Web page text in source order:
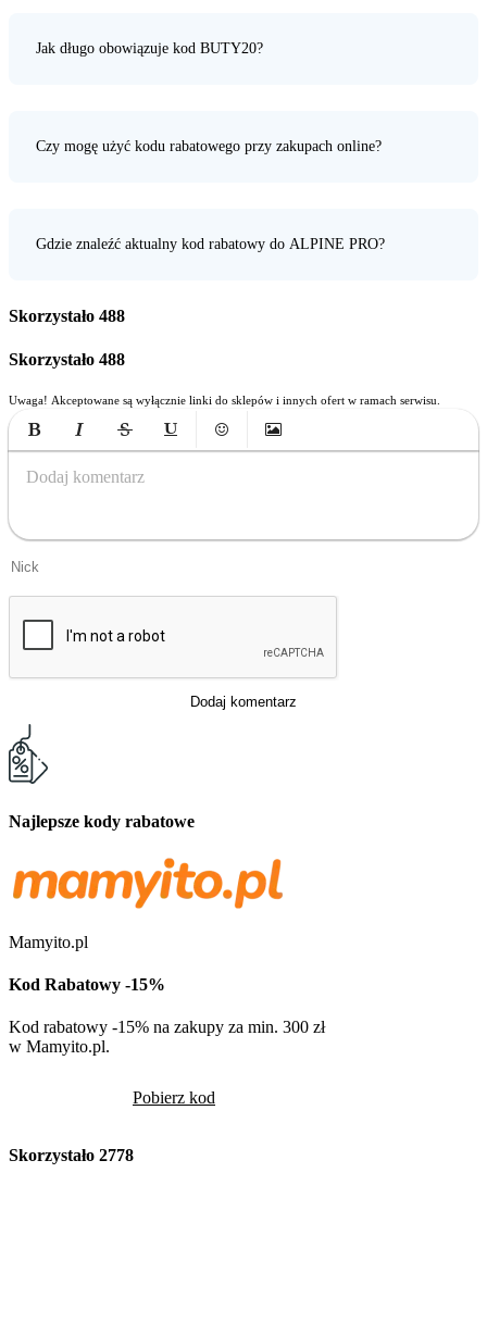
Jak długo obowiązuje kod BUTY20?
Czy mogę użyć kodu rabatowego przy zakupach online?
Gdzie znaleźć aktualny kod rabatowy do ALPINE PRO?
Skorzystało 488
Skorzystało 488
Uwaga! Akceptowane są wyłącznie linki do sklepów i innych ofert w ramach serwisu.
Bold Italic Strikethrough
UnderlineEmoticonsInsert Image
Dodaj komentarz
Dodaj komentarz
Najlepsze kody rabatowe
Mamyito.pl
Kod Rabatowy -15%
Kod rabatowy -15% na zakupy za min. 300 zł
w Mamyito.pl.
Pobierz kod
Skorzystało 2778